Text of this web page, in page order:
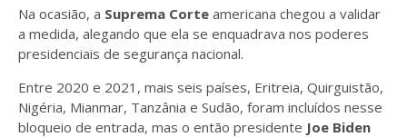
Na ocasião, a Suprema Corte americana chegou a validar
a medida, alegando que ela se enquadrava nos poderes
presidenciais de segurança nacional.
Entre 2020 e 2021, mais seis países, Eritreia, Quirguistão,
Nigéria, Mianmar, Tanzânia e Sudão, foram incluídos nesse
bloqueio de entrada, mas o então presidente Joe Biden